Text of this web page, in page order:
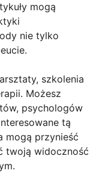
mogą
nie tylko
szkolenia
Możesz
psychologów
tą
mogą przynieść
twoją widoczność